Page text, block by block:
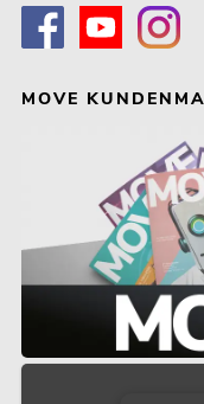
MOVE